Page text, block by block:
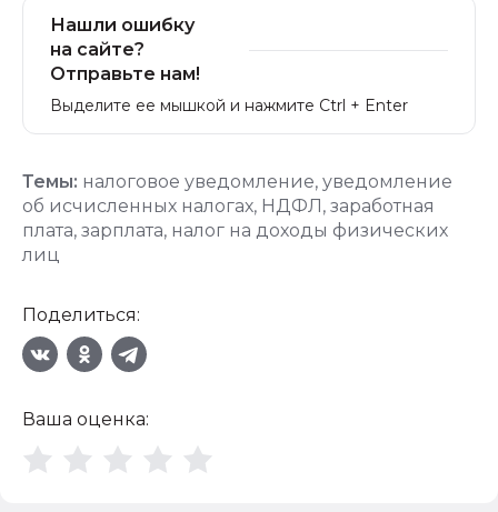
Нашли ошибку
на сайте?
Отправьте нам!
Выделите ее мышкой и нажмите Ctrl + Enter
Темы: налоговое уведомление, уведомление
об исчисленных налогах, НДФЛ, заработная
плата, зарплата, налог на доходы физических
лиц
Поделиться:
Ваша оценка: